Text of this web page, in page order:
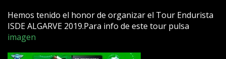
Hemos tenido el honor de organizar el Tour Endurista
ISDE ALGARVE 2019.Para info de este tour pulsa
imagen